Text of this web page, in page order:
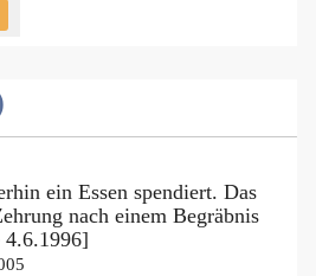
ein Essen spendiert. Das
nach einem Begräbnis
4.6.1996]